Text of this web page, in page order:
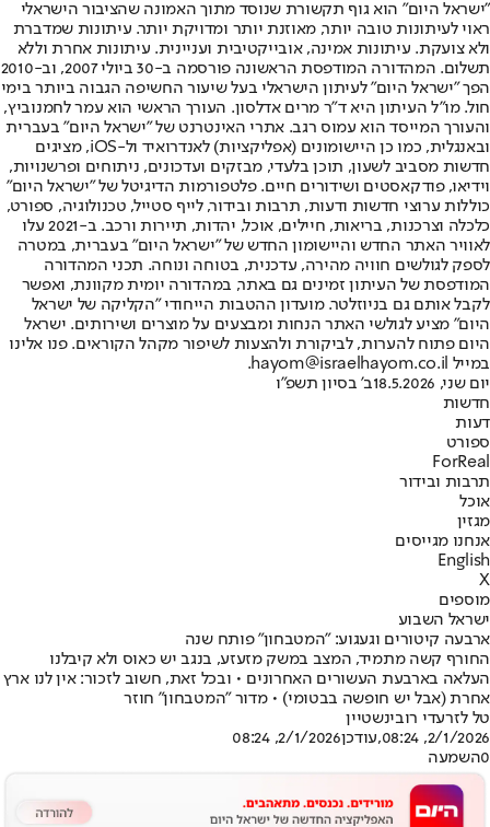
"ישראל היום" הוא גוף תקשורת שנוסד מתוך האמונה שהציבור הישראלי
ראוי לעיתונות טובה יותר, מאוזנת יותר ומדויקת יותר. עיתונות שמדברת
ולא צועקת. עיתונות אמינה, אובייקטיבית ועניינית. עיתונות אחרת וללא
תשלום. המהדורה המודפסת הראשונה פורסמה ב-30 ביולי 2007, וב-2010
הפך "ישראל היום" לעיתון הישראלי בעל שיעור החשיפה הגבוה ביותר בימי
חול. מו"ל העיתון היא ד"ר מרים אדלסון. העורך הראשי הוא עמר לחמנוביץ,
והעורך המייסד הוא עמוס רגב. אתרי האינטרנט של "ישראל היום" בעברית
ובאנגלית, כמו כן היישומונים (אפליקציות) לאנדרואיד ול-iOS, מציגים
חדשות מסביב לשעון, תוכן בלעדי, מבזקים ועדכונים, ניתוחים ופרשנויות,
וידיאו, פודקאסטים ושידורים חיים. פלטפורמות הדיגיטל של "ישראל היום"
כוללות ערוצי חדשות ודעות, תרבות ובידור, לייף סטייל, טכנולוגיה, ספורט,
כלכלה וצרכנות, בריאות, חיילים, אוכל, יהדות, תיירות ורכב. ב-2021 עלו
לאוויר האתר החדש והיישומון החדש של "ישראל היום" בעברית, במטרה
לספק לגולשים חוויה מהירה, עדכנית, בטוחה ונוחה. תכני המהדורה
המודפסת של העיתון זמינים גם באתר, במהדורה יומית מקוונת, ואפשר
לקבל אותם גם בניוזלטר. מועדון ההטבות הייחודי "הקליקה של ישראל
היום" מציע לגולשי האתר הנחות ומבצעים על מוצרים ושירותים. ישראל
היום פתוח להערות, לביקורת ולהצעות לשיפור מקהל הקוראים. פנו אלינו
במייל hayom@israelhayom.co.il.
יום שני, 18.5.2026
ב' בסיון תשפ"ו
חדשות
דעות
ספורט
ForReal
תרבות ובידור
אוכל
מגזין
אנחנו מגייסים
English
X
מוספים
ישראל השבוע
ארבעה קיטורים וגעגוע: "המטבחון" פותח שנה
החורף קשה מתמיד, המצב במשק מזעזע, בנגב יש כאוס ולא קיבלנו
העלאה בארבעת העשורים האחרונים • ובכל זאת, חשוב לזכור: אין לנו ארץ
אחרת (אבל יש חופשה בבטומי) • מדור "המטבחון" חוזר
טל לזרעדי רובינשטיין
2/1/2026, 08:24
,עודכן2/1/2026, 08:24
0השמעה